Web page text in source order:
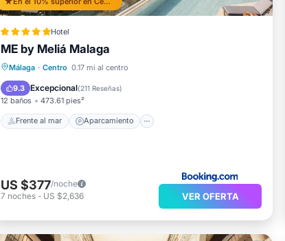
Hotel
ME by Meliá Malaga
Málaga · Centro 0.17 mi al centro
9.3 Excepcional(211 Reseñas)
12 baños 473.61 pies²
Frente al mar Aparcamiento
Frente al mar Aparcamiento
Vista al mar
US $377/noche
7 noches - US $2,636 VER OFERTA